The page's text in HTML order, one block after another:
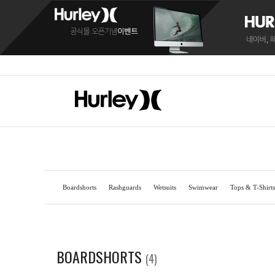
Boardshorts Rashguards Wetsuits Swimwear Tops & T-Shirts
BOARDSHORTS (4)